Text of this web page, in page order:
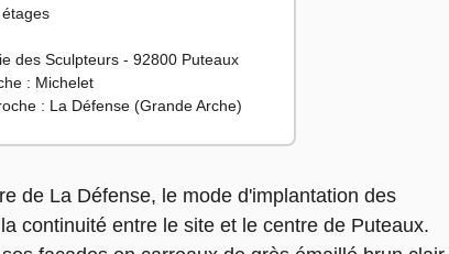
des Sculpteurs - 92800 Puteaux
: Michelet
: La Défense (Grande Arche)
de La Défense, le mode d'implantation des
continuité entre le site et le centre de Puteaux.